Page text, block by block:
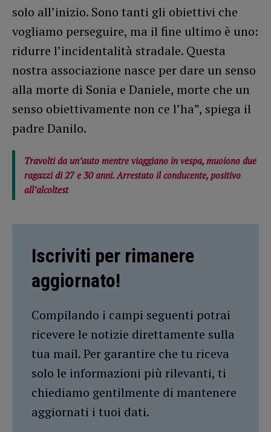
solo all’inizio. Sono tanti gli obiettivi che
vogliamo perseguire, ma il fine ultimo è uno:
ridurre l’incidentalità stradale. Questa
nostra associazione nasce per dare un senso
alla morte di Sonia e Daniele, morte che un
senso obiettivamente non ce l’ha”, spiega il
padre Danilo.
Travolti da un’auto mentre viaggiano in vespa, muoiono due
ragazzi di 27 e 30 anni. Arrestato il conducente, positivo
all’alcoltest
Iscriviti per rimanere
aggiornato!
Compilando i campi seguenti potrai
ricevere le notizie direttamente sulla
tua mail. Per garantire che tu riceva
solo le informazioni più rilevanti, ti
chiediamo gentilmente di mantenere
aggiornati i tuoi dati.